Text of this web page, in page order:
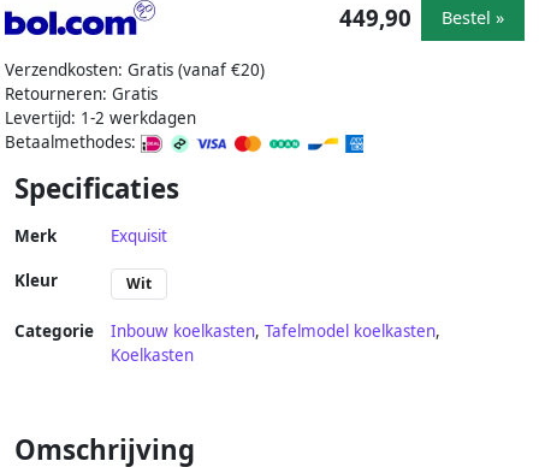
Verzendkosten: Gratis (vanaf €20)
Retourneren: Gratis
Levertijd: 1-2 werkdagen
Betaalmethodes:
449,90 Bestel »
Specificaties
Merk Exquisit
Kleur Wit
Categorie Inbouw koelkasten, Tafelmodel koelkasten,
Koelkasten
Omschrijving